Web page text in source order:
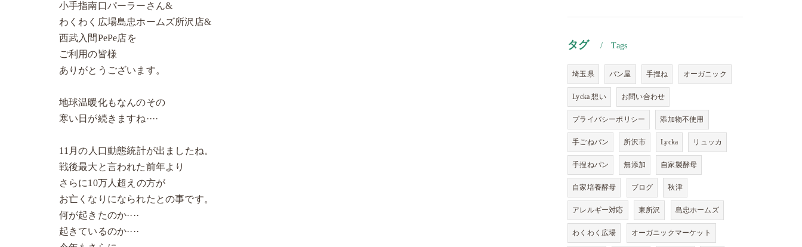
小手指南口パーラーさん&
わくわく広場島忠ホームズ所沢店&
西武入間PePe店を
ご利用の皆様
ありがとうございます。
地球温暖化もなんのその
寒い日が続きますね····
11月の人口動態統計が出ましたね。
戦後最大と言われた前年より
さらに10万人超えの方が
お亡くなりになられたとの事です。
何が起きたのか····
起きているのか····
タグ Tags
埼玉県 パン屋 手捏ね オーガニック
Lycka 想い お問い合わせ
プライバシーポリシー 添加物不使用
手ごねパン 所沢市 Lycka リュッカ
手捏ねパン 無添加 自家製酵母
自家培養酵母 ブログ 秋津
アレルギー対応 東所沢 島忠ホームズ
わくわく広場 オーガニックマーケット